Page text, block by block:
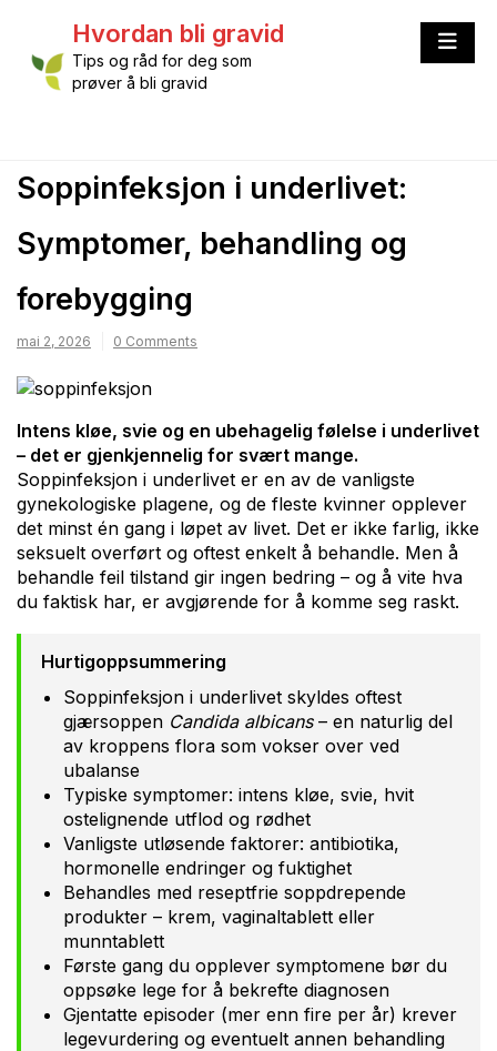
content
Hvordan bli gravid
Tips og råd for deg som
prøver å bli gravid
Soppinfeksjon i underlivet:
Symptomer, behandling og
forebygging
mai 2, 2026 0 Comments
Intens kløe, svie og en ubehagelig følelse i underlivet
– det er gjenkjennelig for svært mange.
Soppinfeksjon i underlivet er en av de vanligste
gynekologiske plagene, og de fleste kvinner opplever
det minst én gang i løpet av livet. Det er ikke farlig, ikke
seksuelt overført og oftest enkelt å behandle. Men å
behandle feil tilstand gir ingen bedring – og å vite hva
du faktisk har, er avgjørende for å komme seg raskt.
Hurtigoppsummering
Soppinfeksjon i underlivet skyldes oftest
gjærsoppen Candida albicans– en naturlig del
av kroppens flora som vokser over ved
ubalanse
Typiske symptomer: intens kløe, svie, hvit
ostelignende utflod og rødhet
Vanligste utløsende faktorer: antibiotika,
hormonelle endringer og fuktighet
Behandles med reseptfrie soppdrepende
produkter – krem, vaginaltablett eller
munntablett
Første gang du opplever symptomene bør du
oppsøke lege for å bekrefte diagnosen
Gjentatte episoder (mer enn fire per år) krever
legevurdering og eventuelt annen behandling